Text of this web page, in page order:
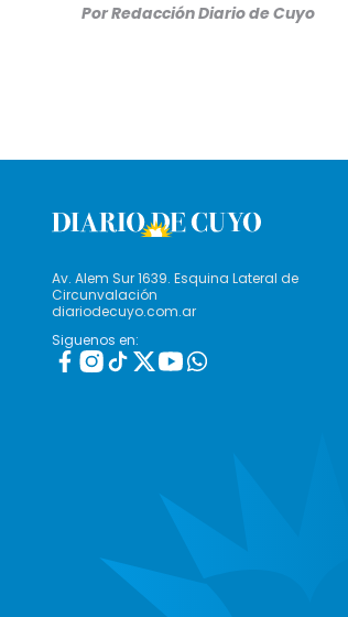
PorRedacción Diario de Cuyo
Av. Alem Sur 1639. Esquina Lateral de
Circunvalación
diariodecuyo.com.ar
Siguenos en: